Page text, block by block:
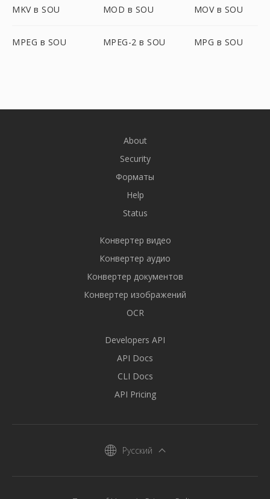
MKV в SOU MOD в SOU MOV в SOU
MPEG в SOU MPEG-2 в SOU MPG в SOU
About
Security
Форматы
Help
Status
Конвертер видео
Конвертер аудио
Конвертер документов
Конвертер изображений
OCR
Developers API
API Docs
CLI Docs
API Pricing
Русский